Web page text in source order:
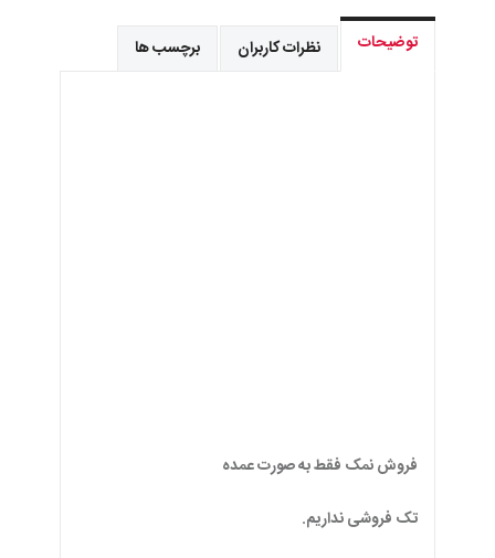
توضیحات نظرات کاربران برچسب ها
فروش نمک فقط به صورت عمده
تک فروشی نداریم.